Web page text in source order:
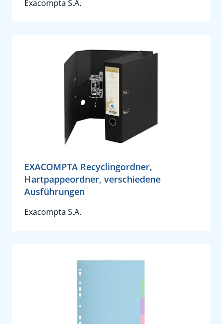
Exacompta S.A.
EXACOMPTA Recyclingordner,
Hartpappeordner, verschiedene
Ausführungen
Exacompta S.A.